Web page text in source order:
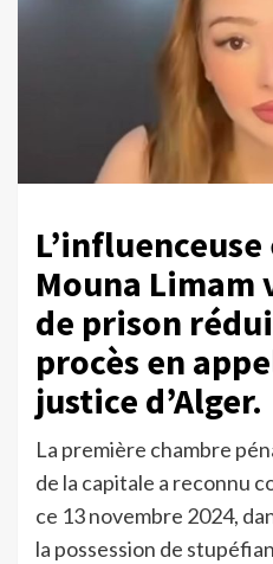
Mouna Limam
de prison
procès en
justice d’Alger.
La première chambre
de la capitale a reconnu
ce 13 novembre 2024,
la possession de